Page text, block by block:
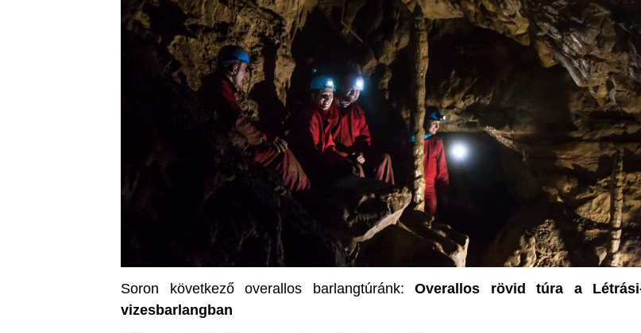
Soron következő overallos barlangtúránk: Overallos rövid túra a
vizesbarlangban